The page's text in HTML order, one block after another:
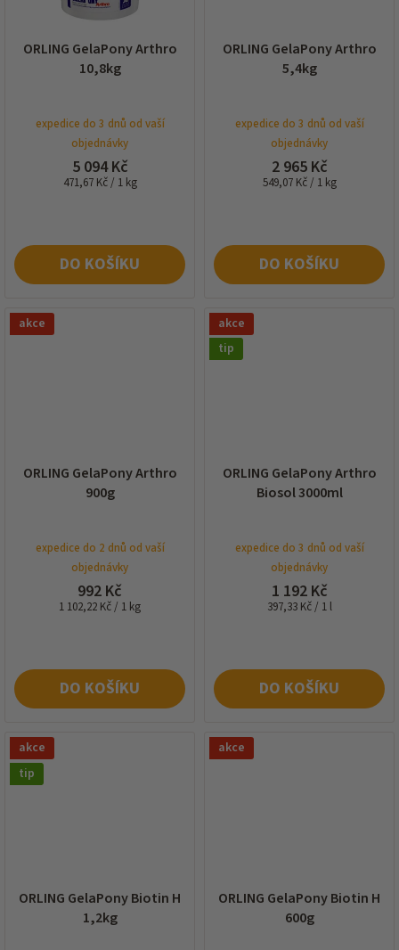
ORLING GelaPony Arthro
10,8kg
expedice do 3 dnů od vaší
objednávky
5 094 Kč
Měrná
471,67 Kč / 1 kg
DO KOŠÍKU
ORLING GelaPony Arthro
5,4kg
expedice do 3 dnů od vaší
objednávky
2 965 Kč
Měrná
549,07 Kč / 1 kg
DO KOŠÍKU
akce
ORLING GelaPony Arthro
900g
expedice do 2 dnů od vaší
objednávky
992 Kč
Měrná
1 102,22 Kč / 1 kg
DO KOŠÍKU
akce
tip
ORLING GelaPony Arthro
Biosol 3000ml
expedice do 3 dnů od vaší
objednávky
1 192 Kč
Měrná
397,33 Kč / 1 l
DO KOŠÍKU
akce
tip
ORLING GelaPony Biotin H
1,2kg
akce
ORLING GelaPony Biotin H
600g